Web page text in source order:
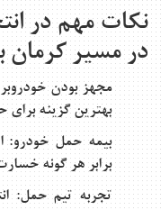
نکات مهم در
در مسیر کرمان
مجهز بودن
بهترین گزینه
بیمه حمل خودرو:
برابر هر گونه
تجربه تیم حمل: